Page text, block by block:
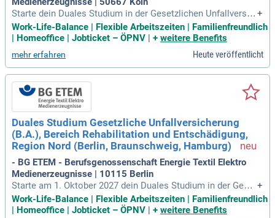
Starte dein Duales Studium in der Gesetzlichen Unfallversic
herung im Bereich Mitglieder und Beitrag in Köln zum 1. Okt
ober 2027. Bei uns wirst du Teil einer dynamischen Behörde,
konzentriert. Wir bieten dir nicht nur einen zukunftssicheren
Job, sondern auch exzellente Work-Life-Balance und Mental
Health Support. Erlebe die Chancen der Digitalisierung und
KI auf Top-Niveau! Profitiere von abwechslungsreichen Aufg
aben und vielfältigen Entwicklungsmöglichkeiten. Werde Tei
l einer Gemeinschaft, die über 4 Millionen Menschen in 200.
000 Unternehmen berät und versichert.
+
Work-Life-Balance | Flexible Arbeitszeiten | Familienfreundlich
| Homeoffice | Jobticket – ÖPNV
+ weitere Benefits
mehr erfahren Heute veröffentlicht
Duales Studium Gesetzliche Unfallversicherung
(B.A.), Bereich Rehabilitation und Entschädigung,
Region Nord (Berlin, Braunschweig, Hamburg)
- BG ETEM - Berufsgenossenschaft Energie Textil Elektro
Medienerzeugnisse | 10115 Berlin
Starte am 1. Oktober 2027 dein Duales Studium in der Geset
zlichen Unfallversicherung im Bereich Rehabilitation und Ent
schädigung in der Region Nord (Berlin, Braunschweig, Hamb
+
Work-Life-Balance | Flexible Arbeitszeiten | Familienfreundlich
| Homeoffice | Jobticket – ÖPNV | + weitere Benefits